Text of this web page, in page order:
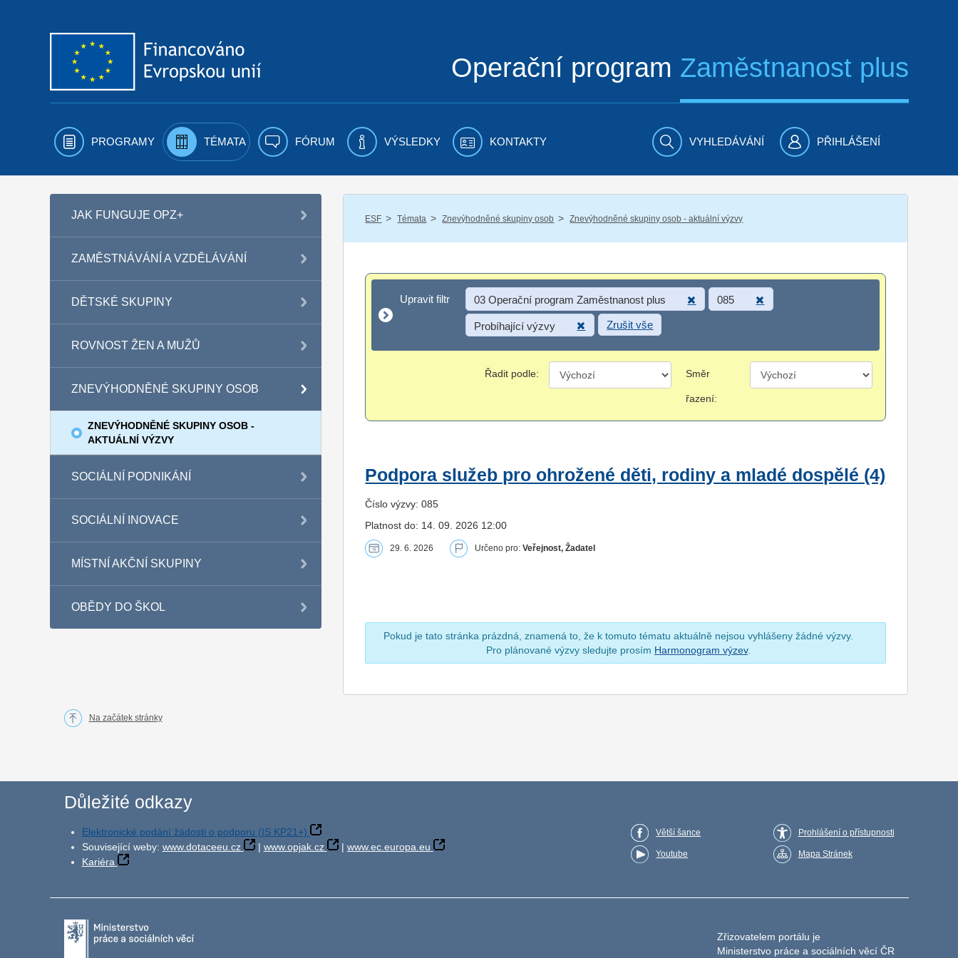
Operační program Zaměstnanost plus
PROGRAMY TÉMATA FÓRUM VÝSLEDKY KONTAKTY VYHLEDÁVÁNÍ PŘIHLÁŠENÍ
JAK FUNGUJE OPZ+
ZAMĚSTNÁVÁNÍ A VZDĚLÁVÁNÍ
DĚTSKÉ SKUPINY
ROVNOST ŽEN A MUŽŮ
ZNEVÝHODNĚNÉ SKUPINY OSOB
ZNEVÝHODNĚNÉ SKUPINY OSOB -
AKTUÁLNÍ VÝZVY
SOCIÁLNÍ PODNIKÁNÍ
SOCIÁLNÍ INOVACE
MÍSTNÍ AKČNÍ SKUPINY
OBĚDY DO ŠKOL
ESF / Témata / Znevýhodněné skupiny osob / Znevýhodněné skupiny osob - aktuální výzvy
Upravit filtr
Upravit filtr 03 Operační program Zaměstnanost plus 085
Probíhající výzvy Zrušit vše
Řadit podle: Směr
řazení:
Podpora služeb pro ohrožené děti, rodiny a mladé dospělé (4)
Číslo výzvy: 085
Platnost do: 14. 09. 2026 12:00
29. 6. 2026 Určeno pro:Veřejnost, Žadatel
Pokud je tato stránka prázdná, znamená to, že k tomuto tématu aktuálně nejsou vyhlášeny žádné výzvy.
Pro plánované výzvy sledujte prosím Harmonogram výzev.
Na začátek stránky
Důležité odkazy
Elektronické podání žádosti o podporu (IS KP21+)
Související weby: www.dotaceeu.cz | www.opjak.cz | www.ec.europa.eu
Kariéra
Větší šance
Youtube
Prohlášení o přístupnosti
Mapa Stránek
Zřizovatelem portálu je
Ministerstvo práce a sociálních věcí ČR